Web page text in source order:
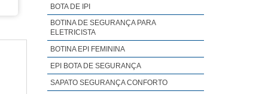
BOTA DE IPI
BOTINA DE SEGURANÇA PARA
ELETRICISTA
BOTINA EPI FEMININA
EPI BOTA DE SEGURANÇA
SAPATO SEGURANÇA CONFORTO